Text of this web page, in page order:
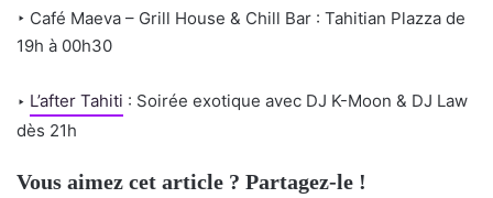
‣ Café Maeva – Grill House & Chill Bar : Tahitian Plazza de
19h à 00h30
‣ L’after Tahiti : Soirée exotique avec DJ K-Moon & DJ Law
dès 21h
Vous aimez cet article ? Partagez-le !